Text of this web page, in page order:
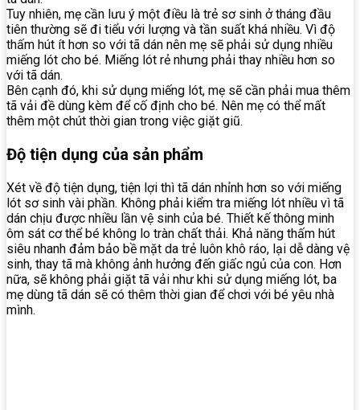
Tuy nhiên, mẹ cần lưu ý một điều là trẻ sơ sinh ở tháng đầu
tiên thường sẽ đi tiểu với lượng và tần suất khá nhiều. Vì độ
thấm hút ít hơn so với tã dán nên mẹ sẽ phải sử dụng nhiều
miếng lót cho bé. Miếng lót rẻ nhưng phải thay nhiều hơn so
với tã dán.
Bên cạnh đó, khi sử dụng miếng lót, mẹ sẽ cần phải mua thêm
tã vải đề dùng kèm để cố định cho bé. Nên mẹ có thể mất
thêm một chút thời gian trong việc giặt giũ.
Độ tiện dụng của sản phẩm
Xét về độ tiện dụng, tiện lợi thì tã dán nhỉnh hơn so với miếng
lót sơ sinh vài phần. Không phải kiểm tra miếng lót nhiều vì tã
dán chịu được nhiều lần vệ sinh của bé. Thiết kế thông minh
ôm sát cơ thể bé không lo tràn chất thải. Khả năng thấm hút
siêu nhanh đảm bảo bề mặt da trẻ luôn khô ráo, lại dễ dàng vệ
sinh, thay tã mà không ảnh hưởng đến giấc ngủ của con. Hơn
nữa, sẽ không phải giặt tã vải như khi sử dụng miếng lót, ba
mẹ dùng tã dán sẽ có thêm thời gian để chơi với bé yêu nhà
mình.